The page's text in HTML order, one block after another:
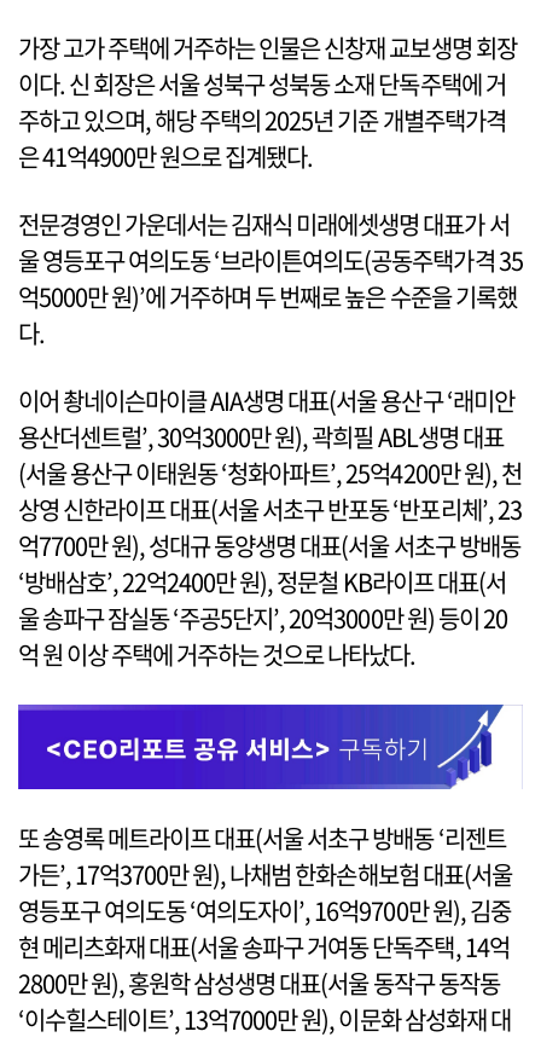
가장 고가 주택에 거주하는 인물은 신창재 교보생명 회장
이다. 신 회장은 서울 성북구 성북동 소재 단독주택에 거
주하고 있으며, 해당 주택의 2025년 기준 개별주택가격
은 41억4900만 원으로 집계됐다.
전문경영인 가운데서는 김재식 미래에셋생명 대표가 서
울 영등포구 여의도동 ‘브라이튼여의도(공동주택가격 35
억5000만 원)’에 거주하며 두 번째로 높은 수준을 기록했
다.
이어 촹네이슨마이클 AIA생명 대표(서울 용산구 ‘래미안
용산더센트럴’, 30억3000만 원), 곽희필 ABL생명 대표
(서울 용산구 이태원동 ‘청화아파트’, 25억4200만 원), 천
상영 신한라이프 대표(서울 서초구 반포동 ‘반포리체’, 23
억7700만 원), 성대규 동양생명 대표(서울 서초구 방배동
‘방배삼호’, 22억2400만 원), 정문철 KB라이프 대표(서
울 송파구 잠실동 ‘주공5단지’, 20억3000만 원) 등이 20
억 원 이상 주택에 거주하는 것으로 나타났다.
또 송영록 메트라이프 대표(서울 서초구 방배동 ‘리젠트
가든’, 17억3700만 원), 나채범 한화손해보험 대표(서울
영등포구 여의도동 ‘여의도자이’, 16억9700만 원), 김중
현 메리츠화재 대표(서울 송파구 거여동 단독주택, 14억
2800만 원), 홍원학 삼성생명 대표(서울 동작구 동작동
‘이수힐스테이트’, 13억7000만 원), 이문화 삼성화재 대